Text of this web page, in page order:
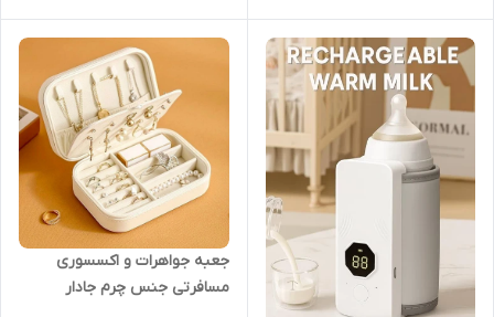
جعبه جواهرات و اکسسوری
مسافرتی جنس چرم جادار